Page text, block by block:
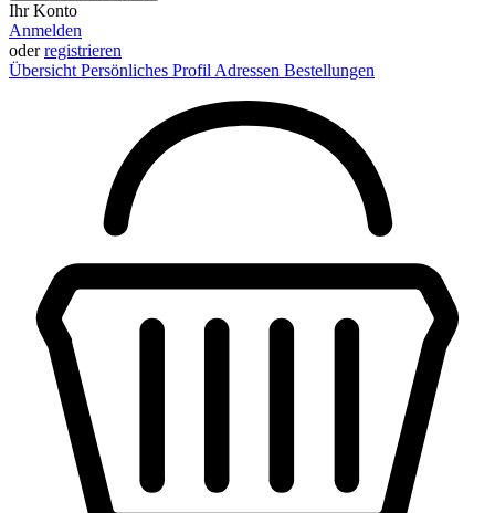
Ihr Konto
Anmelden
oderregistrieren
Übersicht Persönliches Profil Adressen Bestellungen